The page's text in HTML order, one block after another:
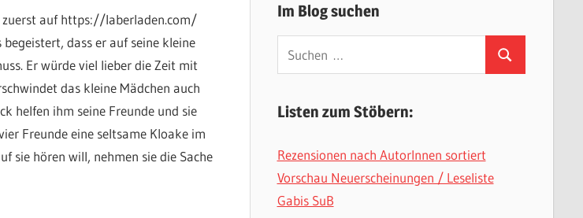
zuerst auf https://laberladen.com/
dass er auf seine kleine
Er würde viel lieber die Zeit mit
das kleine Mädchen auch
helfen ihm seine Freunde und sie
Freunde eine seltsame Kloake im
sie hören will, nehmen sie die Sache
Im Blog suchen
Suchen
nach:
Suchen
Listen zum Stöbern:
Rezensionen nach AutorInnen sortiert
Vorschau Neuerscheinungen / Leseliste
Gabis SuB